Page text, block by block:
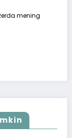
mening